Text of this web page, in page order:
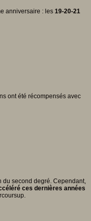
anniversaire : les 19-20-21
ont été récompensés avec
du second degré. Cependant,
ces dernières années